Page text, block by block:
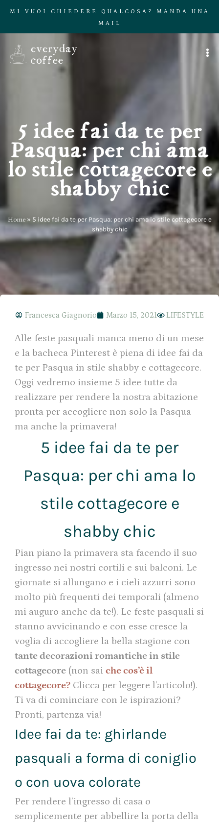
MI VUOI CHIEDERE QUALCOSA? MANDA UNA
MAIL
5 idee fai da te per
Pasqua: per chi ama
lo stile cottagecore e
shabby chic
Home» 5 idee fai da te per Pasqua: per chi ama lo stile cottagecore e
shabby chic
Francesca Giagnorio Marzo 15, 2021 LIFESTYLE
Alle feste pasquali manca meno di un mese
e la bacheca Pinterest è piena di idee fai da
te per Pasqua in stile shabby e cottagecore.
Oggi vedremo insieme 5 idee tutte da
realizzare per rendere la nostra abitazione
pronta per accogliere non solo la Pasqua
ma anche la primavera!
5 idee fai da te per
Pasqua: per chi ama lo
stile cottagecore e
shabby chic
Pian piano la primavera sta facendo il suo
ingresso nei nostri cortili e sui balconi. Le
giornate si allungano e i cieli azzurri sono
molto più frequenti dei temporali (almeno
mi auguro anche da te!). Le feste pasquali si
stanno avvicinando e con esse cresce la
voglia di accogliere la bella stagione con
tante decorazioni romantiche in stile
cottagecore (non sai che cos’è il
cottagecore? Clicca per leggere l’articolo!).
Ti va di cominciare con le ispirazioni?
Pronti, partenza via!
Idee fai da te: ghirlande
pasquali a forma di coniglio
o con uova colorate
Per rendere l’ingresso di casa o
semplicemente per abbellire la porta della